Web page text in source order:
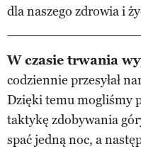
dla naszego zdrowia i
W czasie trwania
codziennie przesyłał
Dzięki temu mogliśmy
taktykę zdobywania
spać jedną noc, a